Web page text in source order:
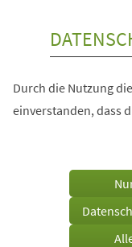
Durch die Nutzung
einverstanden, dass